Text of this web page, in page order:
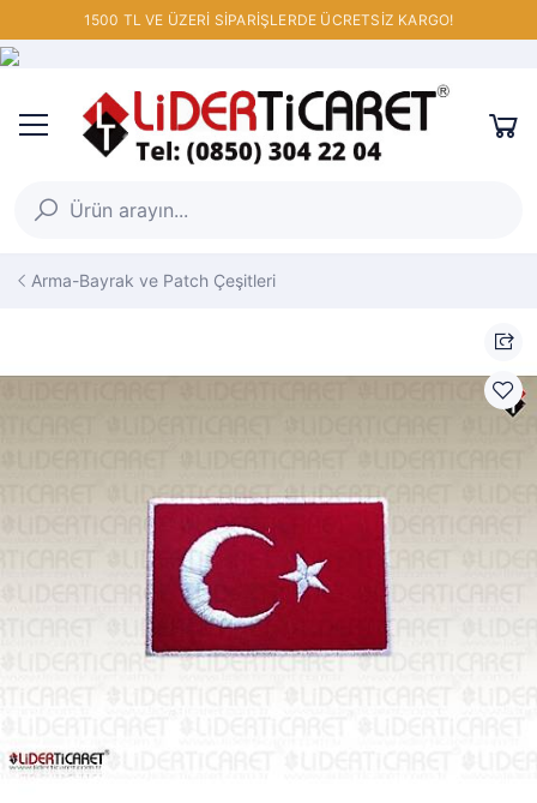
1500 TL VE ÜZERİ SİPARİŞLERDE ÜCRETSİZ KARGO!
Arma-Bayrak ve Patch Çeşitleri